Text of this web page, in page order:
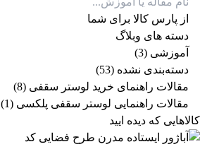
از پارس کالا برای شما
دسته های وبلاگ
آموزشی (3)
دسته‌بندی نشده (53)
مقالات راهنمای خرید لوستر سقفی (8)
مقالات راهنمایی لوستر سقفی پلکسی (1)
کالاهایی که دیده ایید